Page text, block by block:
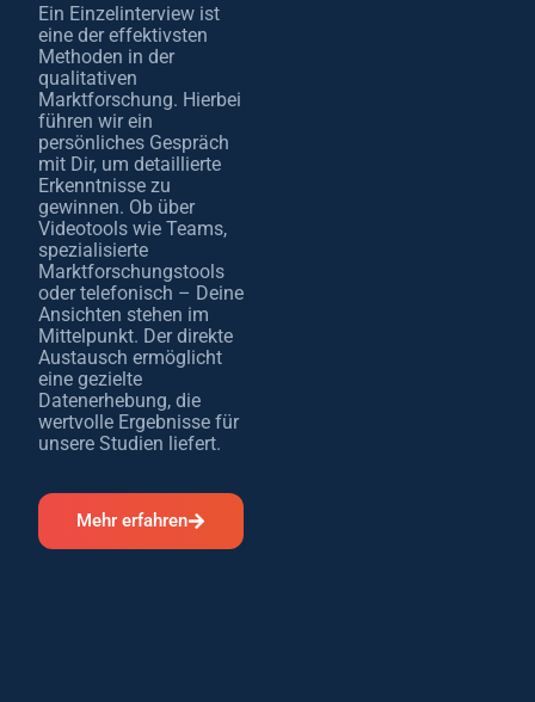
Ein Einzelinterview ist
eine der effektivsten
Methoden in der
qualitativen
Marktforschung. Hierbei
führen wir ein
persönliches Gespräch
mit Dir, um detaillierte
Erkenntnisse zu
gewinnen. Ob über
Videotools wie Teams,
spezialisierte
Marktforschungstools
oder telefonisch – Deine
Ansichten stehen im
Mittelpunkt. Der direkte
Austausch ermöglicht
eine gezielte
Datenerhebung, die
wertvolle Ergebnisse für
unsere Studien liefert.
Mehr erfahren